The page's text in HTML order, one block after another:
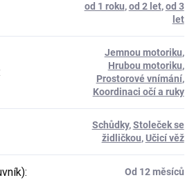
od 1 roku,od 2 let,od 3
let
Jemnou motoriku,
Hrubou motoriku,
Prostorové vnímání,
Koordinaci očí a ruky
Schůdky,Stoleček se
židličkou,Učicí věž
: Od 12 měsíců